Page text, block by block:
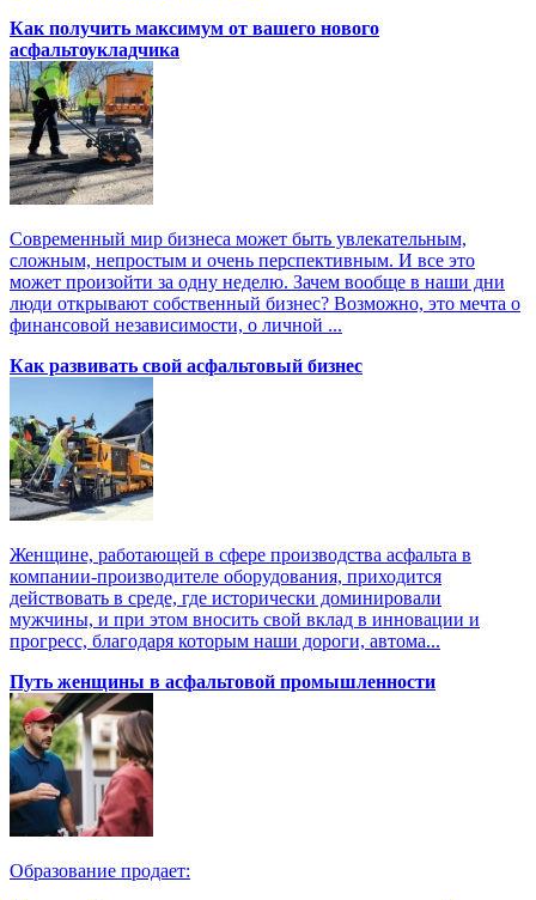
Как получить максимум от вашего нового
асфальтоукладчика
Современный мир бизнеса может быть увлекательным,
сложным, непростым и очень перспективным. И все это
может произойти за одну неделю. Зачем вообще в наши дни
люди открывают собственный бизнес? Возможно, это мечта о
финансовой независимости, о личной ...
Как развивать свой асфальтовый бизнес
Женщине, работающей в сфере производства асфальта в
компании-производителе оборудования, приходится
действовать в среде, где исторически доминировали
мужчины, и при этом вносить свой вклад в инновации и
прогресс, благодаря которым наши дороги, автома...
Путь женщины в асфальтовой промышленности
Образование продает: